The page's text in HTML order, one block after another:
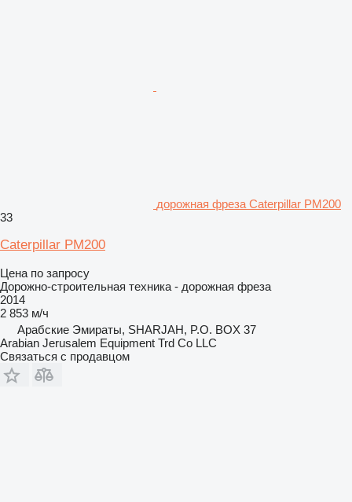
дорожная фреза Caterpillar PM200
33
Caterpillar PM200
Цена по запросу
Дорожно-строительная техника - дорожная фреза
2014
2 853 м/ч
Арабские Эмираты, SHARJAH, P.O. BOX 37
Arabian Jerusalem Equipment Trd Co LLC
Связаться с продавцом